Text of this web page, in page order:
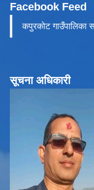
Facebook Feed
कपुरकाेट गाउँपालिका
सूचना अधिकारी